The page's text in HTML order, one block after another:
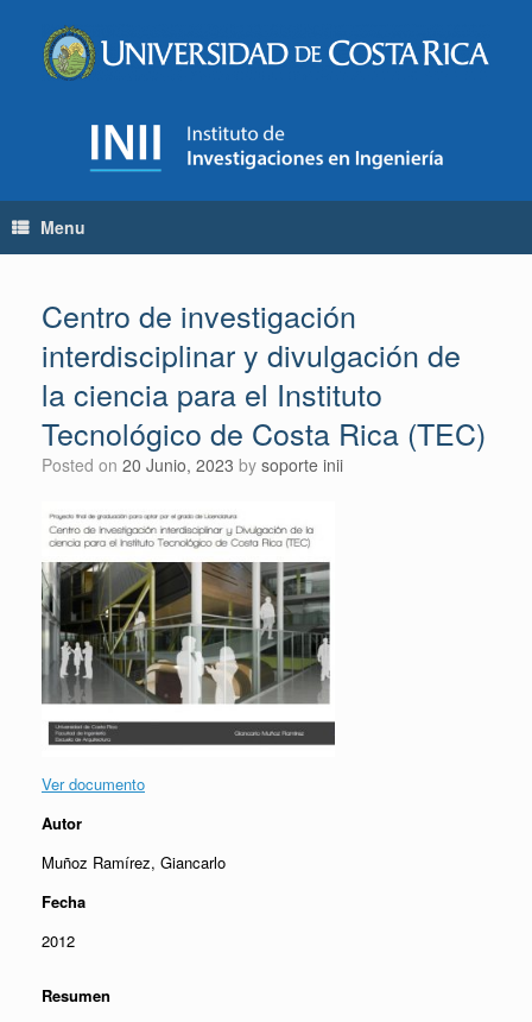
content
Menu
Centro de investigación
interdisciplinar y divulgación de
la ciencia para el Instituto
Tecnológico de Costa Rica (TEC)
Posted on 20 Junio, 2023 by soporte inii
Ver documento
Autor
Muñoz Ramírez, Giancarlo
Fecha
2012
Resumen